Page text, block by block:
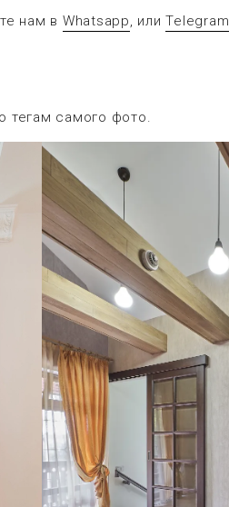
нам в Whatsapp, илиTelegram
тегам самого фото.